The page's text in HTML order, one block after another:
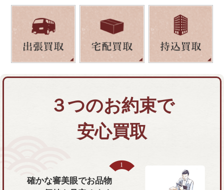
３つのお約束で
安心買取
確かな審美眼でお品物